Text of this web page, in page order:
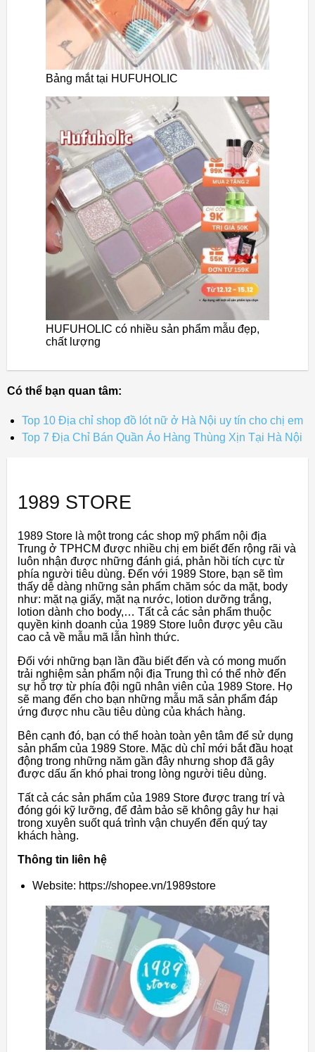
Bảng mắt tại HUFUHOLIC
HUFUHOLIC có nhiều sản phẩm mẫu đẹp,
chất lượng
Có thể bạn quan tâm:
Top 10 Địa chỉ shop đồ lót nữ ở Hà Nội uy tín cho chị em
Top 7 Địa Chỉ Bán Quần Áo Hàng Thùng Xịn Tại Hà Nội
1989 STORE
1989 Store là một trong các shop mỹ phẩm nội địa
Trung ở TPHCM được nhiều chị em biết đến rộng rãi và
luôn nhận được những đánh giá, phản hồi tích cực từ
phía người tiêu dùng. Đến với 1989 Store, bạn sẽ tìm
thấy dễ dàng những sản phẩm chăm sóc da mặt, body
như: mặt nạ giấy, mặt nạ nước, lotion dưỡng trắng,
lotion dành cho body,… Tất cả các sản phẩm thuộc
quyền kinh doanh của 1989 Store luôn được yêu cầu
cao cả về mẫu mã lẫn hình thức.
Đối với những bạn lần đầu biết đến và có mong muốn
trải nghiệm sản phẩm nội địa Trung thì có thể nhờ đến
sự hỗ trợ từ phía đội ngũ nhân viên của 1989 Store. Họ
sẽ mang đến cho bạn những mẫu mã sản phẩm đáp
ứng được nhu cầu tiêu dùng của khách hàng.
Bên cạnh đó, bạn có thể hoàn toàn yên tâm để sử dụng
sản phẩm của 1989 Store. Mặc dù chỉ mới bắt đầu hoạt
động trong những năm gần đây nhưng shop đã gây
được dấu ấn khó phai trong lòng người tiêu dùng.
Tất cả các sản phẩm của 1989 Store được trang trí và
đóng gói kỹ lưỡng, để đảm bảo sẽ không gây hư hại
trong xuyên suốt quá trình vận chuyển đến quý tay
khách hàng.
Thông tin liên hệ
Website: https://shopee.vn/1989store